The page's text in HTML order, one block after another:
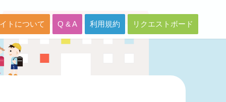
トについて Q & A 利用規約 リクエストボード